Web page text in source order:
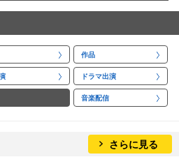
作品
ドラマ出演
音楽配信
さらに見る